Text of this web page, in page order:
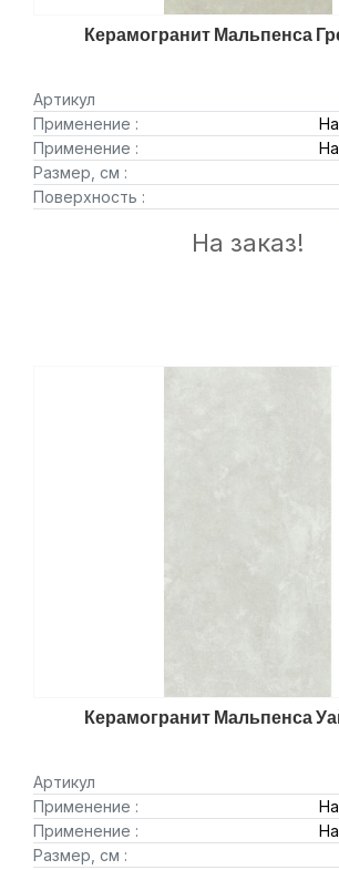
Керамогранит Мальпенса
Артикул
Применение :
Применение :
Размер, см :
Поверхность :
На заказ!
Керамогранит Мальпенса
Артикул
Применение :
Применение :
Размер, см :